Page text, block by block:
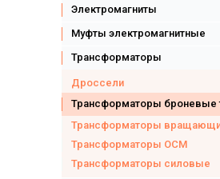
Электромагниты
Муфты электромагнитные
Трансформаторы
Дроссели
Трансформаторы броневые
Трансформаторы
Трансформаторы ОСМ
Трансформаторы силовые